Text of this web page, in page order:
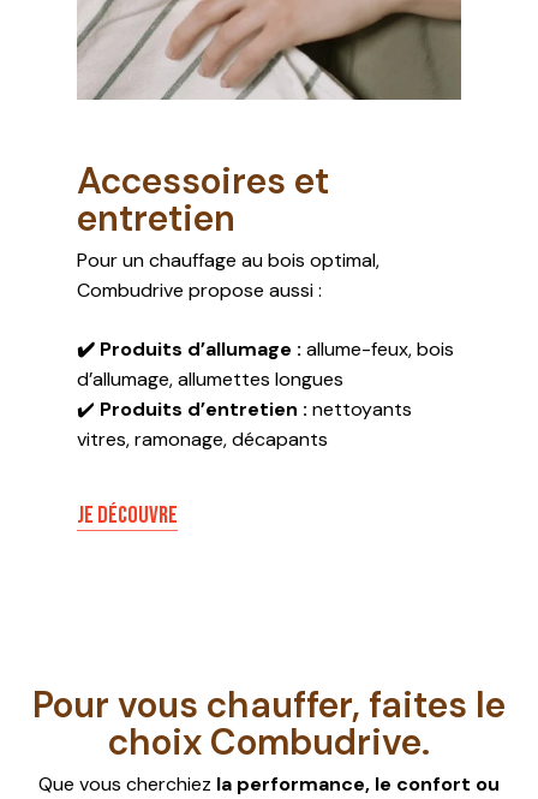
Accessoires et
entretien
Pour un chauffage au bois optimal,
Combudrive propose aussi :
✔️ Produits d’allumage : allume-feux, bois
d’allumage, allumettes longues
✔️ Produits d’entretien : nettoyants
vitres, ramonage, décapants
JE DÉCOUVRE
Pour vous chauffer, faites le
choix Combudrive.
Que vous cherchiez la performance, le confort ou